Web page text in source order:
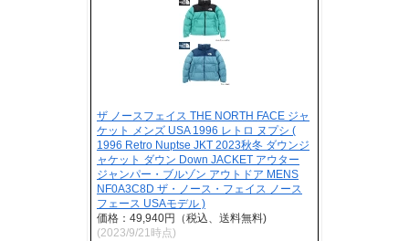
ザ ノースフェイス THE NORTH FACE ジャ
ケット メンズ USA 1996 レトロ ヌプシ (
1996 Retro Nuptse JKT 2023秋冬 ダウンジ
ャケット ダウン Down JACKET アウター
ジャンパー・ブルゾン アウトドア MENS
NF0A3C8D ザ・ノース・フェイス ノース
フェース USAモデル )
価格：49,940円（税込、送料無料)
(2023/9/21時点)